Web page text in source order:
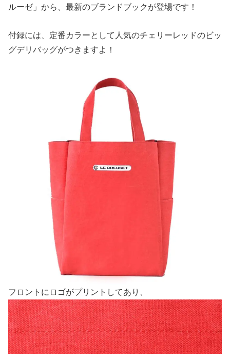
ルーゼ」から、最新のブランドブックが登場です！
付録には、定番カラーとして人気のチェリーレッドのビッ
グデリバッグがつきますよ！
フロントにロゴがプリントしてあり、